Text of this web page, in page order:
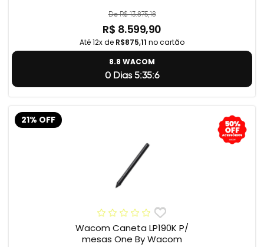
De R$ 13.875,18
R$ 8.599,90
Até 12x de R$875,11 no cartão
8.8 WACOM
0 Dias 5:35:5
21% OFF
Wacom Caneta LP190K P/
mesas One By Wacom